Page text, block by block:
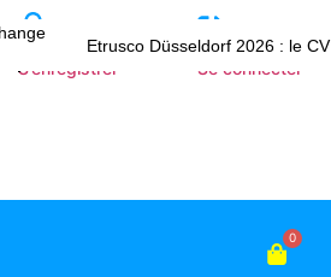
Etrusco Düsseldorf 2026 : le
S’enregistrer Se connecter
0